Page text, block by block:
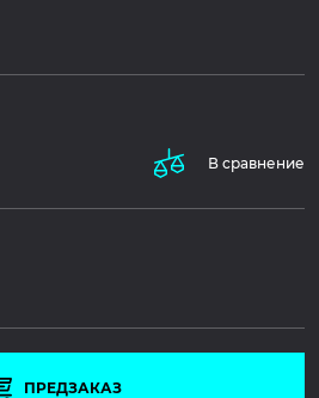
В сравнение
ПРЕДЗАКАЗ